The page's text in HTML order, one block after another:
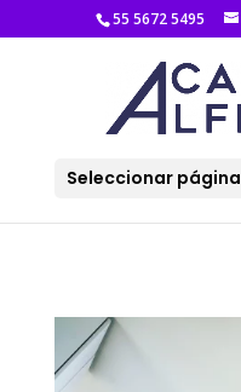
55 5672 5495
Seleccionar página